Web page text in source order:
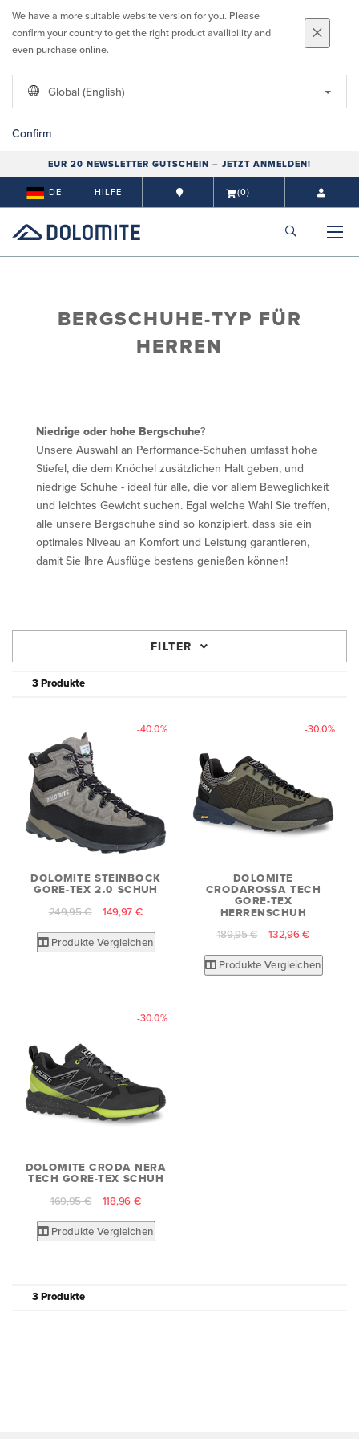
We have a more suitable website version for you. Please
confirm your country to get the right product availibility and
even purchase online.
Global (English)
Confirm
EUR 20 NEWSLETTER GUTSCHEIN – JETZT ANMELDEN!
DE HILFE (0)
BERGSCHUHE-TYP FÜR
HERREN
Niedrige oder hohe Bergschuhe?
Unsere Auswahl an Performance-Schuhen umfasst hohe
Stiefel, die dem Knöchel zusätzlichen Halt geben, und
niedrige Schuhe - ideal für alle, die vor allem Beweglichkeit
und leichtes Gewicht suchen. Egal welche Wahl Sie treffen,
alle unsere Bergschuhe sind so konzipiert, dass sie ein
optimales Niveau an Komfort und Leistung garantieren,
damit Sie Ihre Ausflüge bestens genießen können!
FILTER
3 Produkte
-40.0%
DOLOMITE STEINBOCK
GORE-TEX 2.0 SCHUH
249,95 €
149,97 €
Produkte Vergleichen
-30.0%
DOLOMITE
CRODAROSSA TECH
GORE-TEX
HERRENSCHUH
189,95 €
132,96 €
Produkte Vergleichen
-30.0%
DOLOMITE CRODA NERA
TECH GORE-TEX SCHUH
169,95 €
118,96 €
Produkte Vergleichen
3 Produkte